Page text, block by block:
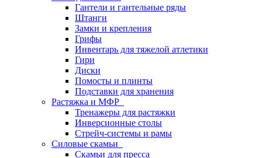
Гантели и гантельные ряды
Штанги
Замки и крепления
Грифы
Инвентарь для тяжелой атлетики
Гири
Диски
Помосты и плинты
Подставки для хранения
Растяжка и МФР
Тренажеры для растяжки
Инверсионные столы
Стрейч-системы и рамы
Силовые скамьи
Скамьи для пресса